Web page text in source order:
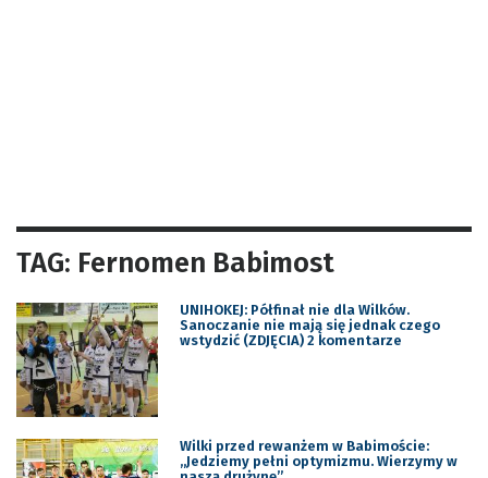
TAG: Fernomen Babimost
UNIHOKEJ: Półfinał nie dla Wilków.
Sanoczanie nie mają się jednak czego
wstydzić (ZDJĘCIA) 2 komentarze
Wilki przed rewanżem w Babimoście:
„Jedziemy pełni optymizmu. Wierzymy w